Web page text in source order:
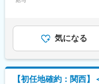
す。その他、本社部門
用部門など）への道も
■同社について：
同社は、医療機器・製
ばれる業種です。「新
「このエリアで営業活
に左右されることは、
験することで、幅広
てのスキルアップが叶
■シミック・イニジオ
（1）豊富なプロジェ
を全額支給 ■賞与年2
金はあくまでも目安の
があります。月給(月額
気になる
【初任地確約：関西